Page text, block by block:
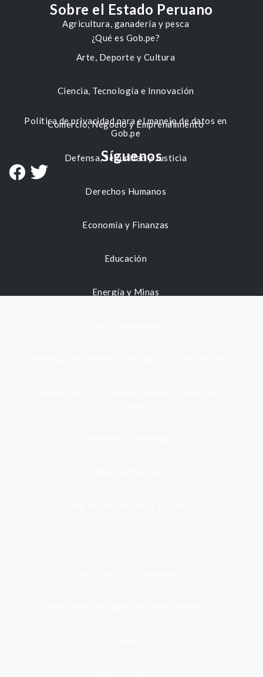
Agricultura, ganadería y pesca
Arte, Deporte y Cultura
Ciencia, Tecnología e Innovación
Comercio, Negocio y Emprendimiento
Defensa, Seguridad y Justicia
Derechos Humanos
Economía y Finanzas
Educación
Energía y Minas
Sobre el Estado Peruano
¿Qué es Gob.pe?
Política de privacidad para el manejo de datos en
Gob.pe
Síguenos